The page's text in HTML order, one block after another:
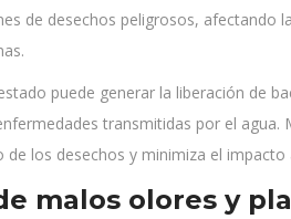
de desechos peligrosos, afectando
puede generar la liberación de
transmitidas por el
los desechos y minimiza el impacto
malos olores y